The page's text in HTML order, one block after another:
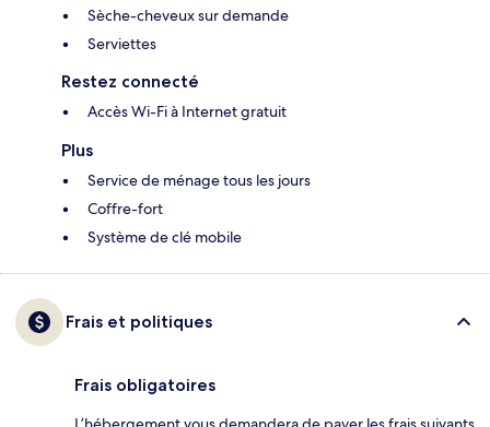
Sèche-cheveux sur demande
Serviettes
Restez connecté
Accès Wi-Fi à Internet gratuit
Plus
Service de ménage tous les jours
Coffre-fort
Système de clé mobile
Frais et politiques
Frais obligatoires